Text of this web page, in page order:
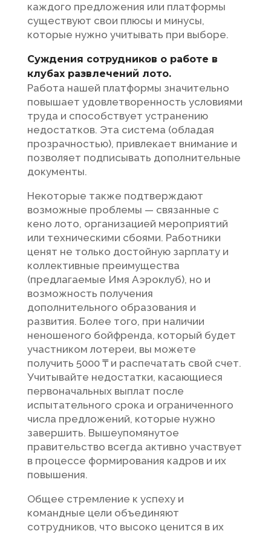
каждого предложения или платформы
существуют свои плюсы и минусы,
которые нужно учитывать при выборе.
Суждения сотрудников о работе в
клубах развлечений лото.
Работа нашей платформы значительно
повышает удовлетворенность условиями
труда и способствует устранению
недостатков. Эта система (обладая
прозрачностью), привлекает внимание и
позволяет подписывать дополнительные
документы.
Некоторые также подтверждают
возможные проблемы — связанные с
кено лото, организацией мероприятий
или техническими сбоями. Работники
ценят не только достойную зарплату и
коллективные преимущества
(предлагаемые Имя Аэроклуб), но и
возможность получения
дополнительного образования и
развития. Более того, при наличии
неношеного бойфренда, который будет
участником лотереи, вы можете
получить 5000 ₸ и распечатать свой счет.
Учитывайте недостатки, касающиеся
первоначальных выплат после
испытательного срока и ограниченного
числа предложений, которые нужно
завершить. Вышеупомянутое
правительство всегда активно участвует
в процессе формирования кадров и их
повышения.
Общее стремление к успеху и
командные цели объединяют
сотрудников, что высоко ценится в их